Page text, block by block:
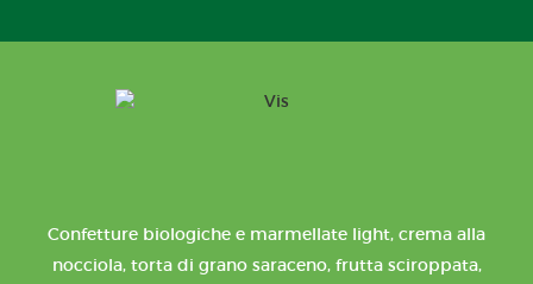
Confetture biologiche e marmellate light, crema alla
nocciola, torta di grano saraceno, frutta sciroppata,